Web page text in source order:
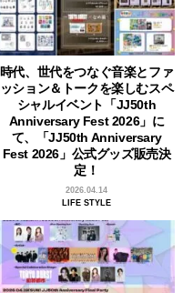
時代、世代をつなぐ音楽とファ
ッション＆トークを楽しむスペ
シャルイベント「JJ50th
Anniversary Fest 2026」に
て、「JJ50th Anniversary
Fest 2026」公式グッズ販売決
定！
2026.04.14
LIFE STYLE